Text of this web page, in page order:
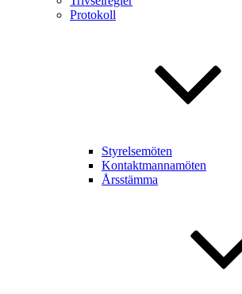
Protokoll
Styrelsemöten
Kontaktmannamöten
Årsstämma